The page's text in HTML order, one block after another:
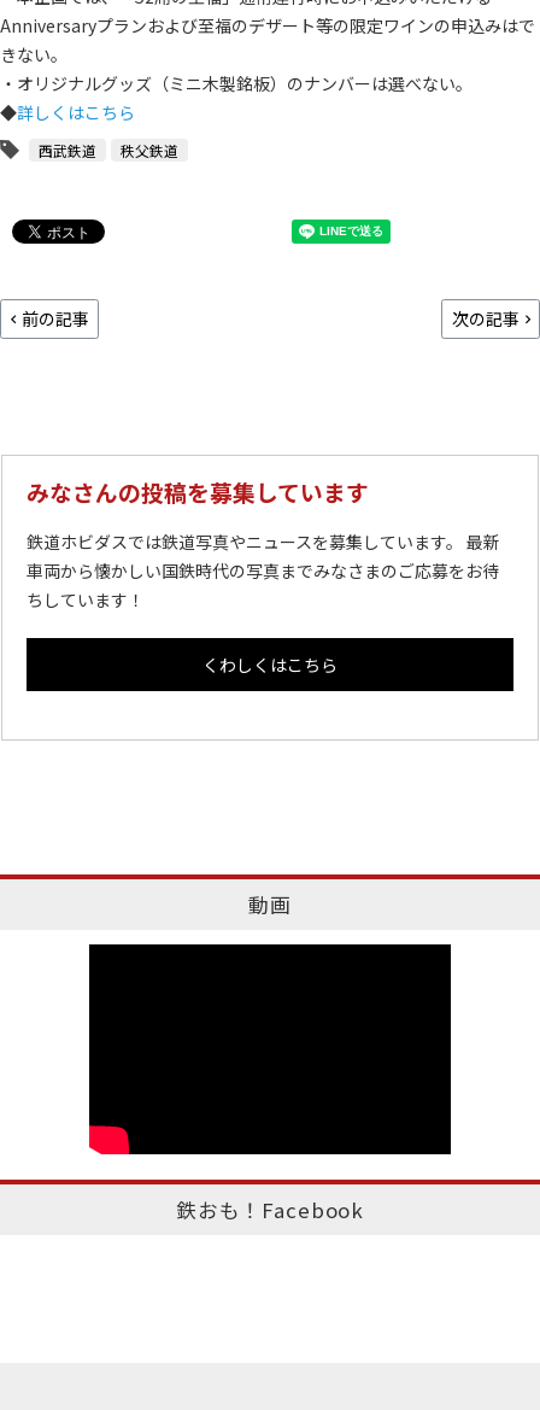
Anniversaryプランおよび至福のデザート等の限定ワインの申込みはで
きない。
・オリジナルグッズ（ミニ木製銘板）のナンバーは選べない。
◆詳しくはこちら
西武鉄道 秩父鉄道
前の記事 次の記事
みなさんの投稿を募集しています
鉄道ホビダスでは鉄道写真やニュースを募集しています。 最新
車両から懐かしい国鉄時代の写真までみなさまのご応募をお待
ちしています！
くわしくはこちら
動画
鉄おも！Facebook